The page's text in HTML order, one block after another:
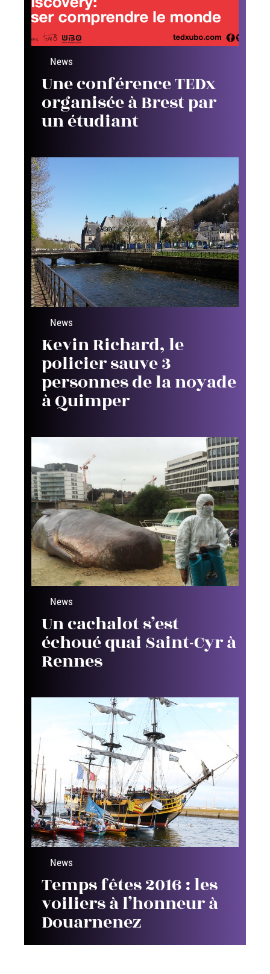
News
Une conférence TEDx
organisée à Brest par
un étudiant
News
Kevin Richard, le
policier sauve 3
personnes de la noyade
à Quimper
News
Un cachalot s’est
échoué quai Saint-Cyr à
Rennes
News
Temps fêtes 2016 : les
voiliers à l’honneur à
Douarnenez